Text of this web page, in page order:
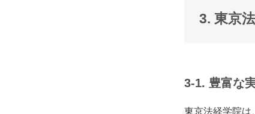
3. 東京
3-1. 豊富な
東京法経学院は